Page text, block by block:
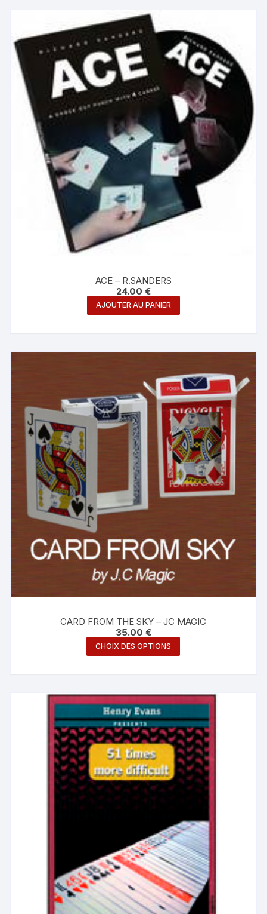
ACE – R.SANDERS
24.00 €
AJOUTER AU PANIER
CARD FROM THE SKY – JC MAGIC
35.00 €
CHOIX DES OPTIONS
produit
variations.
Les
options
peuvent
être
choisies
sur
du
produit